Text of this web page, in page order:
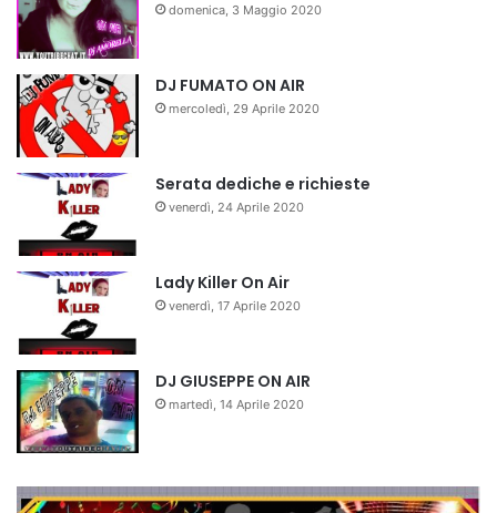
domenica, 3 Maggio 2020
DJ FUMATO ON AIR
mercoledì, 29 Aprile 2020
Serata dediche e richieste
venerdì, 24 Aprile 2020
Lady Killer On Air
venerdì, 17 Aprile 2020
DJ GIUSEPPE ON AIR
martedì, 14 Aprile 2020